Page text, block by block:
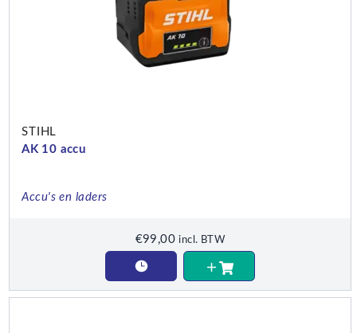
STIHL
AK 10 accu
Accu's en laders
€99,00 incl. BTW